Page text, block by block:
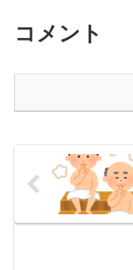
コメント